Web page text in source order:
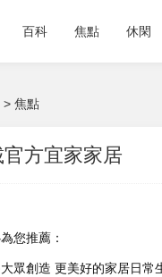
百科 焦點 休閑
> 焦點
方宜家家居
您推薦：
眾創造 更美好的家居日常